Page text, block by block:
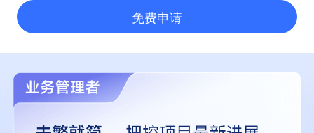
免费申请